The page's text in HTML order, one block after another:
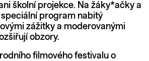
školní projekce. Na žáky*ačky a
program nabitý
zážitky a moderovanými
obzory.
filmového festivalu o